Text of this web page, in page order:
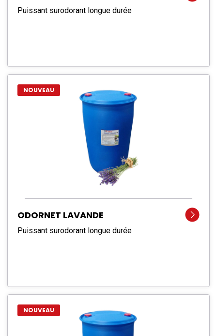
Puissant surodorant longue durée
NOUVEAU
ODORNET LAVANDE
Puissant surodorant longue durée
NOUVEAU